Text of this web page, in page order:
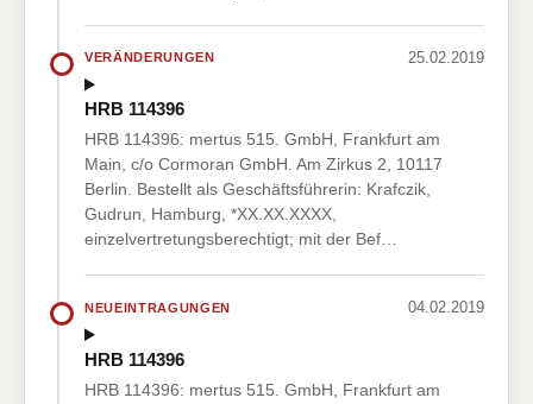
VERÄNDERUNGEN 25.02.2019
HRB 114396
HRB 114396: mertus 515. GmbH, Frankfurt am
Main, c/o Cormoran GmbH. Am Zirkus 2, 10117
Berlin. Bestellt als Geschäftsführerin: Krafczik,
Gudrun, Hamburg, *XX.XX.XXXX,
einzelvertretungsberechtigt; mit der Bef…
NEUEINTRAGUNGEN 04.02.2019
HRB 114396
HRB 114396: mertus 515. GmbH, Frankfurt am